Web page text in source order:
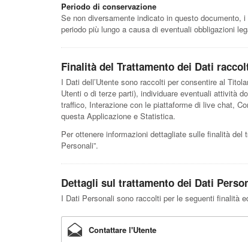
Periodo di conservazione
Se non diversamente indicato in questo
periodo più lungo a causa di eventuali obbligazioni
Finalità del Trattamento dei Dati
I Dati dell’Utente sono raccolti per consentire al
Utenti o di terze parti), individuare eventuali attività
traffico, Interazione con le piattaforme di live chat,
questa Applicazione e Statistica.
Per ottenere informazioni dettagliate sulle finalità
Personali”.
Dettagli sul trattamento dei Dati
I Dati Personali sono raccolti per le seguenti finalità
Contattare l'Utente